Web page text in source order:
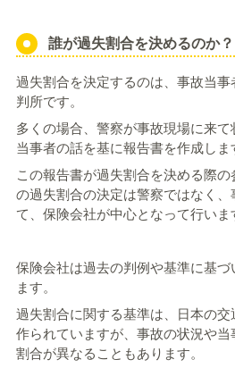
誰が過失割合を決めるのか？
過失割合を決定するのは、事故当
判所です。
多くの場合、警察が事故現場に来て
当事者の話を基に報告書を作成しま
この報告書が過失割合を決める際
の過失割合の決定は警察ではなく
て、保険会社が中心となって行いま
保険会社は過去の判例や基準に基
ます。
過失割合に関する基準は、日本の
作られていますが、事故の状況や当
割合が異なることもあります。